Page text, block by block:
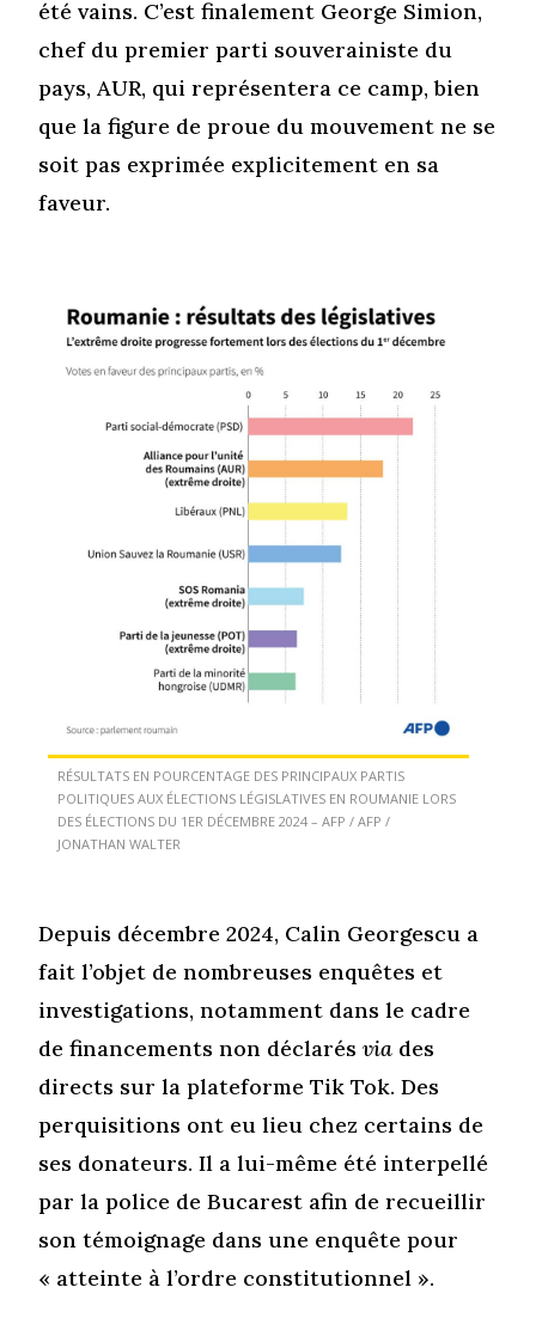
été vains. C’est finalement George Simion,
chef du premier parti souverainiste du
pays, AUR, qui représentera ce camp, bien
que la figure de proue du mouvement ne se
soit pas exprimée explicitement en sa
faveur.
RÉSULTATS EN POURCENTAGE DES PRINCIPAUX PARTIS
POLITIQUES AUX ÉLECTIONS LÉGISLATIVES EN ROUMANIE LORS
DES ÉLECTIONS DU 1ER DÉCEMBRE 2024 – AFP / AFP /
JONATHAN WALTER
Depuis décembre 2024, Calin Georgescu a
fait l’objet de nombreuses enquêtes et
investigations, notamment dans le cadre
de financements non déclarésvia des
directs sur la plateforme Tik Tok. Des
perquisitions ont eu lieu chez certains de
ses donateurs. Il a lui-même été interpellé
par la police de Bucarest afin de recueillir
son témoignage dans une enquête pour
« atteinte à l’ordre constitutionnel ».